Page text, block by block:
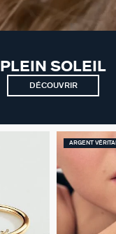
PLEIN SOLEIL
DÉCOUVRIR
ARGENT